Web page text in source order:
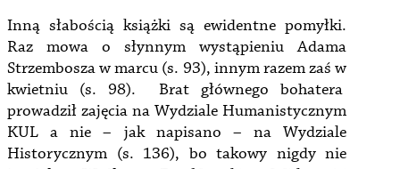
Inną słabością książki są ewidentne pomyłki.
Raz mowa o słynnym wystąpieniu Adama
Strzembosza w marcu (s. 93), innym razem zaś w
kwietniu (s. 98). Brat głównego bohatera
prowadził zajęcia na Wydziale Humanistycznym
KUL a nie – jak napisano – na Wydziale
Historycznym (s. 136), bo takowy nigdy nie